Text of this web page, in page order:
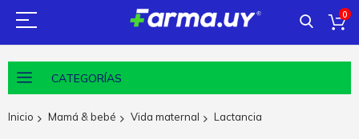
0
CATEGORÍAS
Inicio Mamá & bebé Vida maternal Lactancia